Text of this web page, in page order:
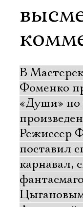
В
Фоменко
«Души» по
Режиссер
поставил
карнавал,